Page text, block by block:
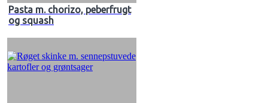
Pasta m. chorizo, peberfrugt
og squash